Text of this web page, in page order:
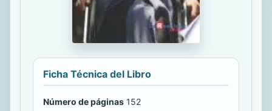
Ficha Técnica del Libro
Número de páginas 152